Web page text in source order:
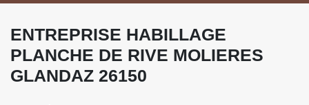
ENTREPRISE HABILLAGE
PLANCHE DE RIVE MOLIERES
GLANDAZ 26150